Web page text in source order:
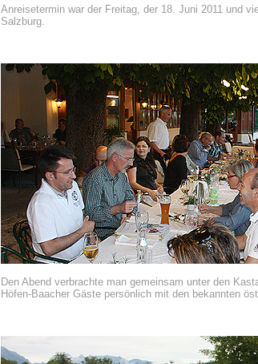
Anreisetermin war der Freitag, der 18. Juni 2011 und
Salzburg.
Den Abend verbrachte man gemeinsam unter den
Höfen-Baacher Gäste persönlich mit den bekannten